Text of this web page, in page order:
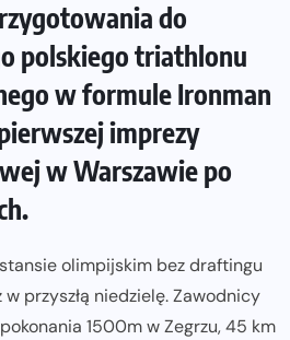
do
polskiego triathlonu
w formule Ironman
imprezy
w Warszawie po
olimpijskim bez draftingu
przyszłą niedzielę. Zawodnicy
1500m w Zegrzu, 45 km